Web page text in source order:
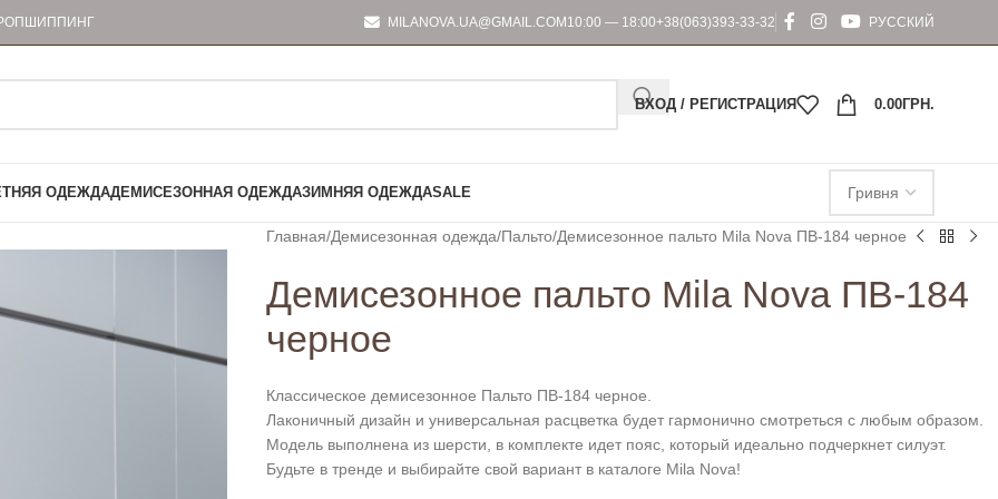
MILANOVA.UA@GMAIL.COM 10:00 — 18:00+38(063)393-33-32 РУССКИЙ
ВХОД / РЕГИСТРАЦИЯ 0.00ГРН.
ОДЕЖДАДЕМИСЕЗОННАЯ ОДЕЖДАЗИМНЯЯ ОДЕЖДАSALE
Главная Демисезонная одежда Пальто Демисезонное пальто Mila Nova ПВ-184 черное
Демисезонное пальто Mila Nova ПВ-184
черное
Классическое демисезонное Пальто ПВ-184 черное.
Лаконичный дизайн и универсальная расцветка будет гармонично смотреться с любым образом.
Модель выполнена из шерсти, в комплекте идет пояс, который идеально подчеркнет силуэт.
Будьте в тренде и выбирайте свой вариант в каталоге Mila Nova!